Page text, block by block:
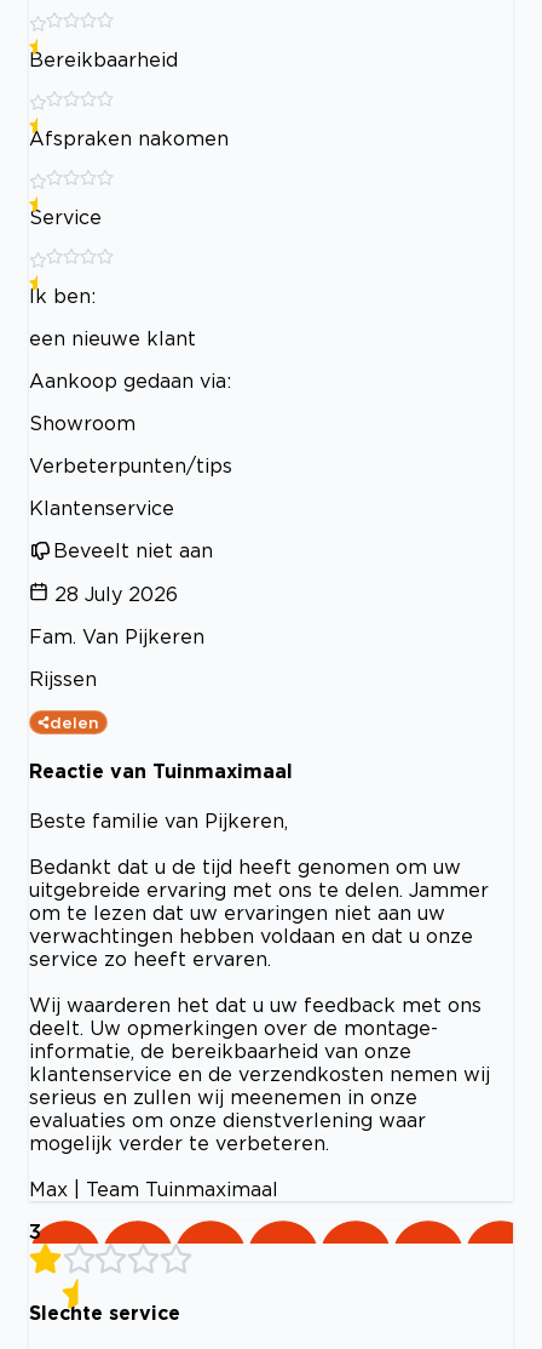
Bereikbaarheid
Afspraken nakomen
Service
Ik ben:
een nieuwe klant
Aankoop gedaan via:
Showroom
Verbeterpunten/tips
Klantenservice
Beveelt niet aan
28 July 2026
Fam. Van Pijkeren
Rijssen
delen
Reactie van Tuinmaximaal
Beste familie van Pijkeren,
Bedankt dat u de tijd heeft genomen om uw
uitgebreide ervaring met ons te delen. Jammer
om te lezen dat uw ervaringen niet aan uw
verwachtingen hebben voldaan en dat u onze
service zo heeft ervaren.
Wij waarderen het dat u uw feedback met ons
deelt. Uw opmerkingen over de montage-
informatie, de bereikbaarheid van onze
klantenservice en de verzendkosten nemen wij
serieus en zullen wij meenemen in onze
evaluaties om onze dienstverlening waar
mogelijk verder te verbeteren.
Max | Team Tuinmaximaal
3
Slechte service